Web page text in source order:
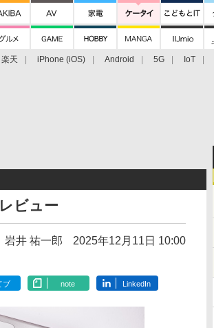
楽天 iPhone (iOS) Android 5G IoT
ビュー
岩井 祐一郎 2025年12月11日 10:00
ブ note LinkedIn